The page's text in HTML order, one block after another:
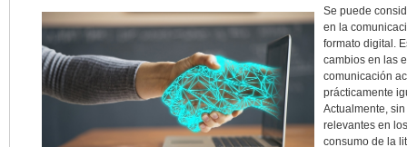
Se puede
en la
formato digital.
cambios en las
comunicación
prácticamente
Actualmente,
relevantes en
consumo de la